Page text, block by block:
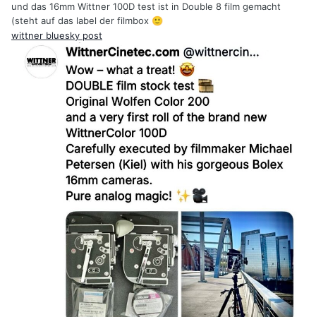
und das 16mm Wittner 100D test ist in Double 8 film gemacht
(steht auf das label der filmbox 🙂
wittner bluesky post